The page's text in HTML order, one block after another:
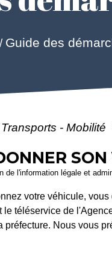
/ Guide des
Transports - Mobilité
de l'information légale et
votre véhicule,
le téléservice de
préfecture. Nous vous